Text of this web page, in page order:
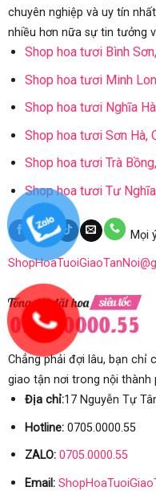
chuyên nghiệp và uy tín
nhiều hơn nữa sự tin tưởng
Shop hoa tươi Bình
Shop hoa tươi Minh
Shop hoa tươi Nghĩa
Shop hoa tươi Sơn Hà,
Shop hoa tươi Trà
Shop hoa tươi Tư
Mọi
Chẳng phải đợi lâu, bạn chỉ
giao tận nơi trong nội thành
Địa chỉ:17 Nguyễn Tự
Hotline:0705.0000.55
ZALO: 0705.0000.55
Email: